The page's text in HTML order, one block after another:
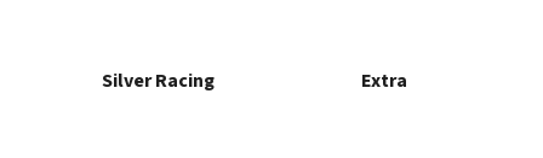
Silver Racing Extra